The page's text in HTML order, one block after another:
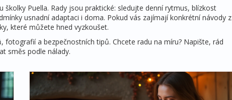
Puella. Rady jsou praktické: sledujte denní rytmus, blízkost
usnadní adaptaci i doma. Pokud vás zajímají konkrétní návody z
které můžete hned vyzkoušet.
a bezpečnostních tipů. Chcete radu na míru? Napište, rád
směs podle nálady.